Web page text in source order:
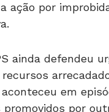
ação por
ainda defendeu
em
por